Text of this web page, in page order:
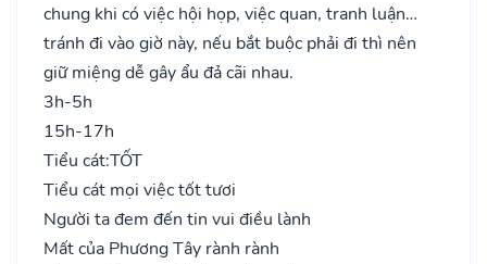
chung khi có việc hội họp, việc quan, tranh luận…
tránh đi vào giờ này, nếu bắt buộc phải đi thì nên
giữ miệng dễ gây ẩu đả cãi nhau.
3h-5h
15h-17h
Tiểu cát:TỐT
Tiểu cát mọi việc tốt tươi
Người ta đem đến tin vui điều lành
Mất của Phương Tây rành rành